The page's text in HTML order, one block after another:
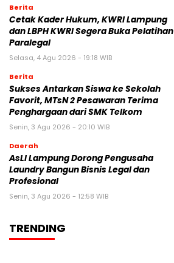
Berita
Cetak Kader Hukum, KWRI Lampung
dan LBPH KWRI Segera Buka Pelatihan
Paralegal
Selasa, 4 Agu 2026 - 19:18 WIB
Berita
Sukses Antarkan Siswa ke Sekolah
Favorit, MTsN 2 Pesawaran Terima
Penghargaan dari SMK Telkom
Senin, 3 Agu 2026 - 20:10 WIB
Daerah
AsLI Lampung Dorong Pengusaha
Laundry Bangun Bisnis Legal dan
Profesional
Senin, 3 Agu 2026 - 12:58 WIB
TRENDING